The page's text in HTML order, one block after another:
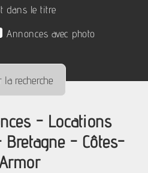
dans le titre
Annonces avec photo
- Locations
- Côtes-